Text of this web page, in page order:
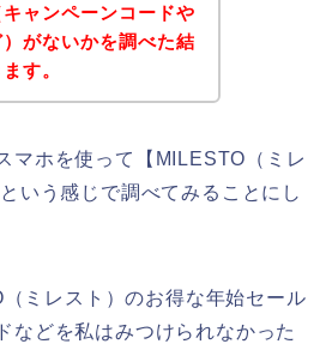
ャンペーンコードや
がないかを調べた結
す。
マホを使って【MILESTO（ミレ
いう感じで調べてみることにし
ミレスト）のお得な年始セール
などを私はみつけられなかった